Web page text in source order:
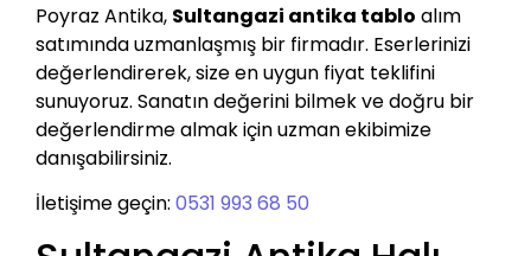
Poyraz Antika, Sultangazi antika tablo alım
satımında uzmanlaşmış bir firmadır. Eserlerinizi
değerlendirerek, size en uygun fiyat teklifini
sunuyoruz. Sanatın değerini bilmek ve doğru bir
değerlendirme almak için uzman ekibimize
danışabilirsiniz.
İletişime geçin: 0531 993 68 50